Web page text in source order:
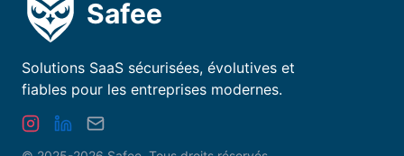
Safee
Solutions SaaS sécurisées, évolutives et
fiables pour les entreprises modernes.